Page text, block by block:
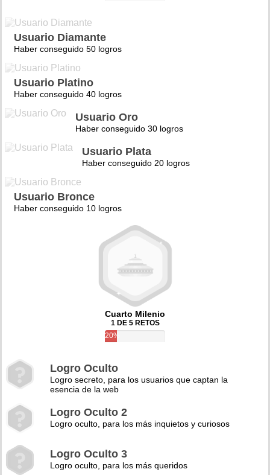
Usuario Diamante
Haber conseguido 50 logros
Usuario Platino
Haber conseguido 40 logros
Usuario Oro
Haber conseguido 30 logros
Usuario Plata
Haber conseguido 20 logros
Usuario Bronce
Haber conseguido 10 logros
Cuarto Milenio
1 DE 5 RETOS
20%
Logro Oculto
Logro secreto, para los usuarios que captan la
esencia de la web
Logro Oculto 2
Logro oculto, para los más inquietos y curiosos
Logro Oculto 3
Logro oculto, para los más queridos